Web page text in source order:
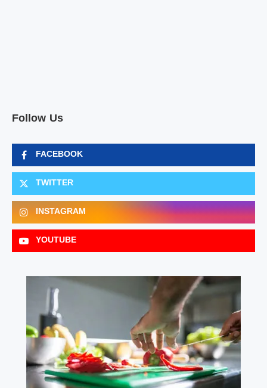
Follow Us
FACEBOOK
TWITTER
INSTAGRAM
YOUTUBE